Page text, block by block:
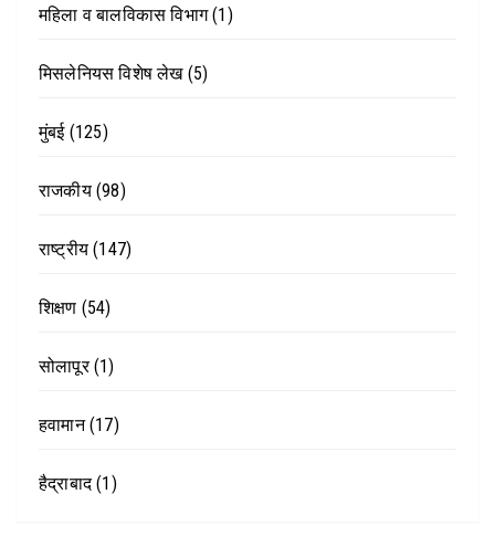
महिला व बालविकास विभाग(1)
मिसलेनियस विशेष लेख(5)
मुंबई(125)
राजकीय(98)
राष्ट्रीय (147)
शिक्षण (54)
सोलापूर(1)
हवामान(17)
हैद्राबाद(1)